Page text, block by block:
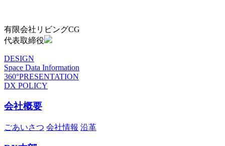
有限会社リビングCG
代表取締役
DESIGN
Space Data Information
360°PRESENTATION
DX POLICY
会社概要
ごあいさつ 会社情報 沿革